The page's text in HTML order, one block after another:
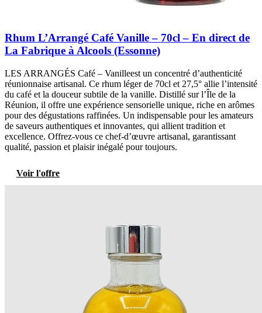
Rhum L’Arrangé Café Vanille – 70cl – En direct de
La Fabrique à Alcools (Essonne)
LES ARRANGÉS Café – Vanilleest un concentré d’authenticité
réunionnaise artisanal. Ce rhum léger de 70cl et 27,5° allie l’intensité
du café et la douceur subtile de la vanille. Distillé sur l’Île de la
Réunion, il offre une expérience sensorielle unique, riche en arômes
pour des dégustations raffinées. Un indispensable pour les amateurs
de saveurs authentiques et innovantes, qui allient tradition et
excellence. Offrez-vous ce chef-d’œuvre artisanal, garantissant
qualité, passion et plaisir inégalé pour toujours.
Voir l'offre